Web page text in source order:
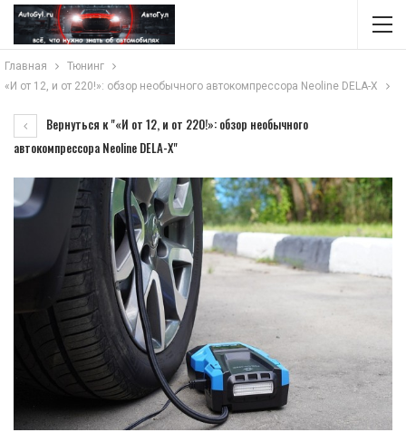
Главная
Тюнинг
«И от 12, и от 220!»: обзор необычного автокомпрессора Neoline DELA-X
Вернуться к "«И от 12, и от 220!»: обзор необычного
автокомпрессора Neoline DELA-X"